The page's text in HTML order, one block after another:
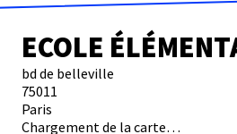
ECOLE
bd de belleville
75011
Paris
Chargement de la carte…